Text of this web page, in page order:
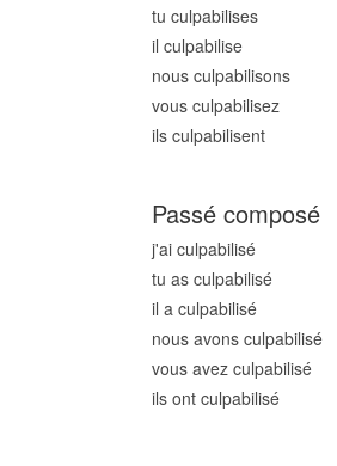
tu culpabilises
il culpabilise
nous culpabilisons
vous culpabilisez
ils culpabilisent
Passé composé
j'ai culpabilisé
tu as culpabilisé
il a culpabilisé
nous avons culpabilisé
vous avez culpabilisé
ils ont culpabilisé